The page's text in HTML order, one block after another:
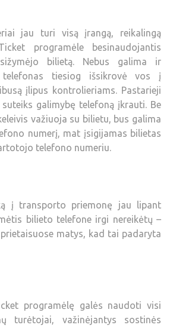
jau turi visą įrangą, reikalingą
programėle besinaudojantis
bilietą. Nebus galima ir
tiesiog išsikrovė vos į
įlipus kontrolieriams. Pastarieji
galimybę telefoną įkrauti. Be
važiuoja su bilietu, bus galima
numerį, mat įsigijamas bilietas
telefono numeriu.
į transporto priemonę jau lipant
bilieto telefone irgi nereikėtų –
matys, kad tai padaryta
programėlę galės naudoti visi
turėtojai, važinėjantys sostinės